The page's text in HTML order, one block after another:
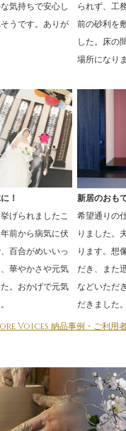
気持ちで安心し
うです。ありが
られず、工
前の砂利を
した。床の
場所になり
！
げられましたこ
前から病気に伏
百合がめいいっ
華やかさや元気
。おかげで元気
新居のおも
希望通りの
りました。
ります。想
だき、また
などいただ
だきました。
Voices 納品事例・ご利用